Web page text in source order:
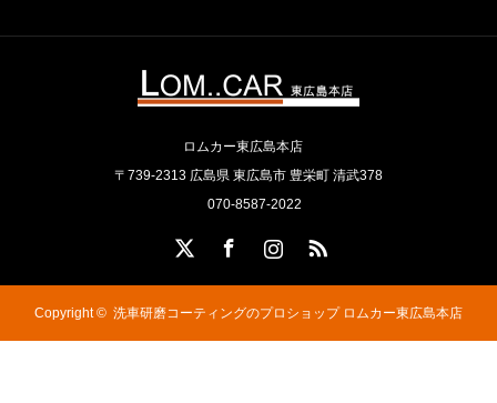
ロムカー東広島本店
〒739-2313 広島県 東広島市 豊栄町 清武378
070-8587-2022
InstagramRSS
Copyright © 洗車研磨コーティングのプロショップ ロムカー東広島本店